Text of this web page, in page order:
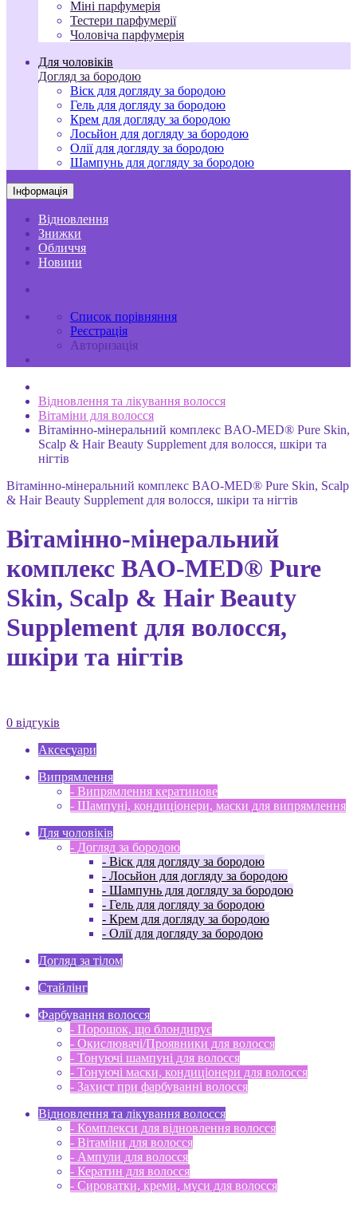
Міні парфумерія
Тестери парфумерії
Чоловіча парфумерія
Для чоловіків
Догляд за бородою
Віск для догляду за бородою
Гель для догляду за бородою
Крем для догляду за бородою
Лосьйон для догляду за бородою
Олії для догляду за бородою
Шампунь для догляду за бородою
Інформація
Відновлення
Знижки
Обличчя
Новини
Список порівняння
Реєстрація
Авторизація
Відновлення та лікування волосся
Вітаміни для волосся
Вітамінно-мінеральний комплекс BAO-MED® Pure Skin,
Scalp & Hair Beauty Supplement для волосся, шкіри та
нігтів
Вітамінно-мінеральний комплекс BAO-MED® Pure Skin, Scalp
& Hair Beauty Supplement для волосся, шкіри та нігтів
Вітамінно-мінеральний
комплекс BAO-MED® Pure
Skin, Scalp & Hair Beauty
Supplement для волосся,
шкіри та нігтів
0 відгуків
Аксесуари
Випрямлення
- Випрямлення кератинове
- Шампуні, кондиціонери, маски для випрямлення
Для чоловіків
- Догляд за бородою
- Віск для догляду за бородою
- Лосьйон для догляду за бородою
- Шампунь для догляду за бородою
- Гель для догляду за бородою
- Крем для догляду за бородою
- Олії для догляду за бородою
Догляд за тілом
Стайлінг
Фарбування волосся
- Порошок, що блондирує
- Окислювачі/Проявники для волосся
- Тонуючі шампуні для волосся
- Тонуючі маски, кондиціонери для волосся
- Захист при фарбуванні волосся
Відновлення та лікування волосся
- Комплекси для відновлення волосся
- Вітаміни для волосся
- Ампули для волосся
- Кератин для волосся
- Сироватки, креми, муси для волосся